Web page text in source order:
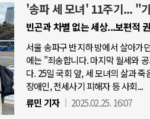
'송파 세 모녀' 11주기... "
빈곤과 차별 없는 세상...보편적
서울 송파구 반지하 방에서 살아가
에는 "죄송합니다. 마지막 월세와
다. 25일 국회 앞, 세 모녀의 삶과
장애인, 전세사기 피해자 등 사회...
류민 기자
2025.02.25. 16:07